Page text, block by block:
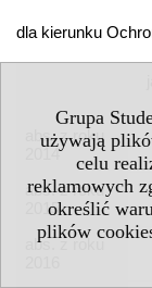
Grupa
używają
celu
reklamowych
określić
plików
dla kierunku
abs. z roku
2014
abs. z roku
2015
abs. z roku